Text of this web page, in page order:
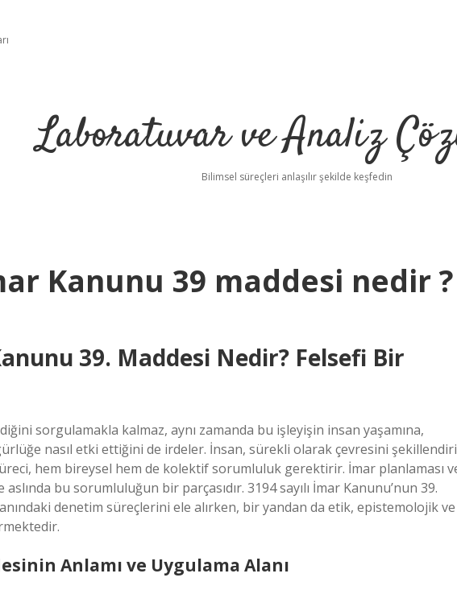
Laboratuvar ve Analiz
Bilimsel süreçleri anlaşılır şekilde keşfedin
Kanunu 39 maddesi nedir ?
39. Maddesi Nedir? Felsefi Bir
sorgulamakla kalmaz, aynı zamanda bu işleyişin insan yaşamına,
nasıl etki ettiğini de irdeler. İnsan, sürekli olarak çevresini
hem bireysel hem de kolektif sorumluluk gerektirir. İmar planlaması
bu sorumluluğun bir parçasıdır. 3194 sayılı İmar Kanunu’nun 39.
denetim süreçlerini ele alırken, bir yandan da etik, epistemolojik ve
Anlamı ve Uygulama Alanı